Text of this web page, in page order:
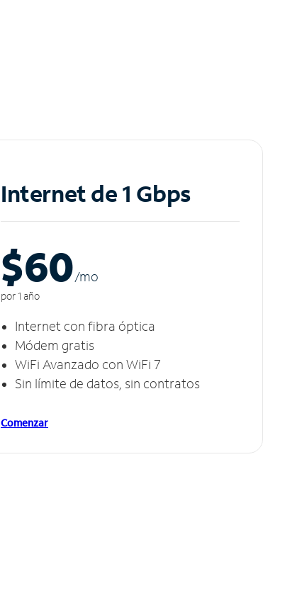
Internet de 1 Gbps
$60/mo
por 1 año
Internet con fibra óptica
Módem gratis
WiFi Avanzado con WiFi 7
Sin límite de datos, sin contratos
Comenzar